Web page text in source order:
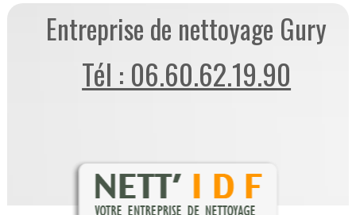
Entreprise de nettoyage Gury
Tél : 06.60.62.19.90